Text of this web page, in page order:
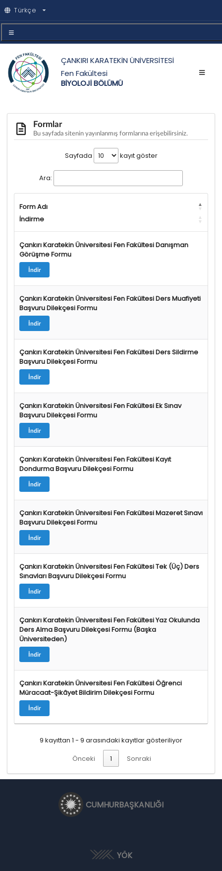
Türkçe
ÇANKIRI KARATEKİN ÜNİVERSİTESİ
Fen Fakültesi
BİYOLOJİ BÖLÜMÜ
Formlar
Bu sayfada sitenin yayınlanmış formlarına erişebilirsiniz.
Sayfada kayıt göster
Ara:
Form Adı
İndirme
Çankırı Karatekin Üniversitesi Fen Fakültesi Danışman
Görüşme Formu
İndir
Çankırı Karatekin Üniversitesi Fen Fakültesi Ders Muafiyeti
Başvuru Dilekçesi Formu
İndir
Çankırı Karatekin Üniversitesi Fen Fakültesi Ders Sildirme
Başvuru Dilekçesi Formu
İndir
Çankırı Karatekin Üniversitesi Fen Fakültesi Ek Sınav
Başvuru Dilekçesi Formu
İndir
Çankırı Karatekin Üniversitesi Fen Fakültesi Kayıt
Dondurma Başvuru Dilekçesi Formu
İndir
Çankırı Karatekin Üniversitesi Fen Fakültesi Mazeret Sınavı
Başvuru Dilekçesi Formu
İndir
Çankırı Karatekin Üniversitesi Fen Fakültesi Tek (Üç) Ders
Sınavları Başvuru Dilekçesi Formu
İndir
Çankırı Karatekin Üniversitesi Fen Fakültesi Yaz Okulunda
Ders Alma Başvuru Dilekçesi Formu (Başka
Üniversiteden)
İndir
Çankırı Karatekin Üniversitesi Fen Fakültesi Öğrenci
Müracaat-Şikâyet Bildirim Dilekçesi Formu
İndir
9 kayıttan 1 - 9 arasındaki kayıtlar gösteriliyor
Önceki
1 Sonraki
CUMHURBAŞKANLIĞI
YÖK